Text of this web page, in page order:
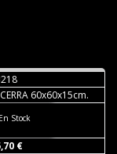
60x60x15cm.
En Stock
€